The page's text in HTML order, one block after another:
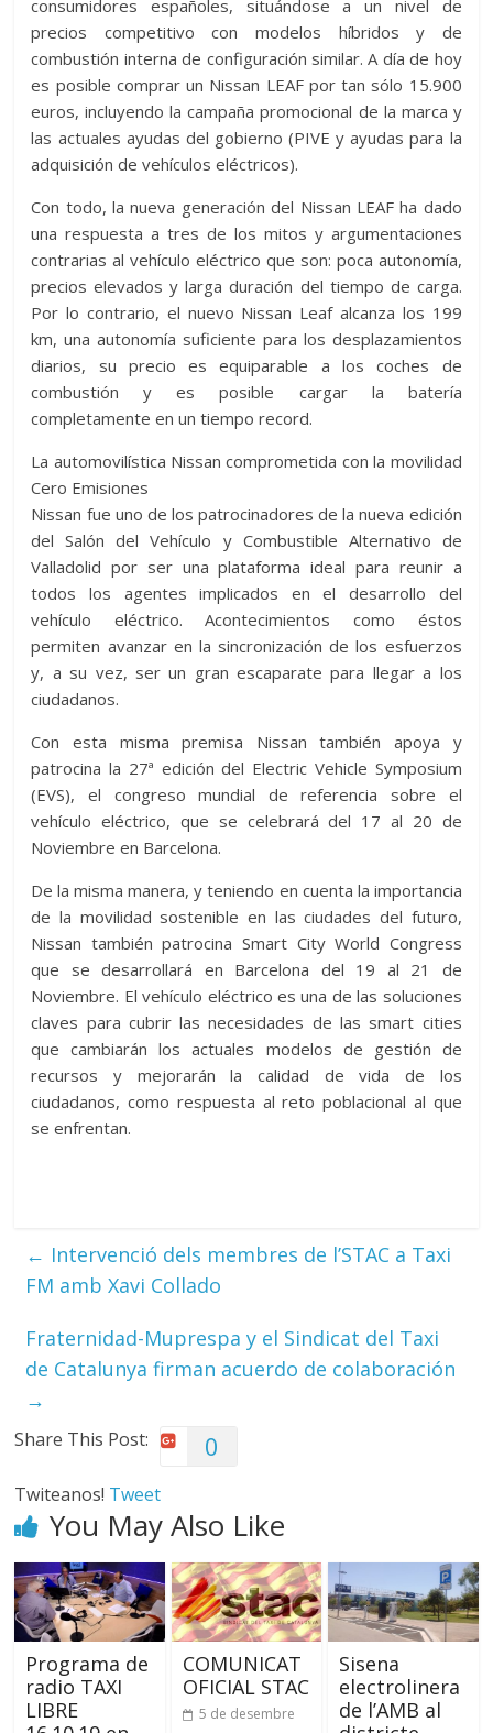
consumidores españoles, situándose a un nivel de
precios competitivo con modelos híbridos y de
combustión interna de configuración similar. A día de hoy
es posible comprar un Nissan LEAF por tan sólo 15.900
euros, incluyendo la campaña promocional de la marca y
las actuales ayudas del gobierno (PIVE y ayudas para la
adquisición de vehículos eléctricos).
Con todo, la nueva generación del Nissan LEAF ha dado
una respuesta a tres de los mitos y argumentaciones
contrarias al vehículo eléctrico que son: poca autonomía,
precios elevados y larga duración del tiempo de carga.
Por lo contrario, el nuevo Nissan Leaf alcanza los 199
km, una autonomía suficiente para los desplazamientos
diarios, su precio es equiparable a los coches de
combustión y es posible cargar la batería
completamente en un tiempo record.
La automovilística Nissan comprometida con la movilidad
Cero Emisiones
Nissan fue uno de los patrocinadores de la nueva edición
del Salón del Vehículo y Combustible Alternativo de
Valladolid por ser una plataforma ideal para reunir a
todos los agentes implicados en el desarrollo del
vehículo eléctrico. Acontecimientos como éstos
permiten avanzar en la sincronización de los esfuerzos
y, a su vez, ser un gran escaparate para llegar a los
ciudadanos.
Con esta misma premisa Nissan también apoya y
patrocina la 27ª edición del Electric Vehicle Symposium
(EVS), el congreso mundial de referencia sobre el
vehículo eléctrico, que se celebrará del 17 al 20 de
Noviembre en Barcelona.
De la misma manera, y teniendo en cuenta la importancia
de la movilidad sostenible en las ciudades del futuro,
Nissan también patrocina Smart City World Congress
que se desarrollará en Barcelona del 19 al 21 de
Noviembre. El vehículo eléctrico es una de las soluciones
claves para cubrir las necesidades de las smart cities
que cambiarán los actuales modelos de gestión de
recursos y mejorarán la calidad de vida de los
ciudadanos, como respuesta al reto poblacional al que
se enfrentan.
← Intervenció dels membres de l’STAC a Taxi
FM amb Xavi Collado
Fraternidad-Muprespa y el Sindicat del Taxi
de Catalunya firman acuerdo de colaboración
→
Share This Post: 0
Twiteanos! Tweet
You May Also Like
Programa de
radio TAXI
LIBRE
COMUNICAT
OFICIAL STAC
5 de desembre
Sisena
electrolinera
de l’AMB al